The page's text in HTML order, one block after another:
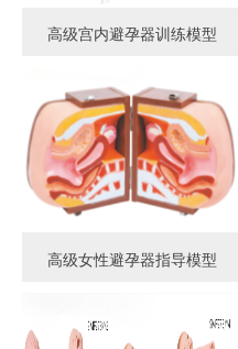
高级宫内避孕器训练模型
高级女性避孕器指导模型